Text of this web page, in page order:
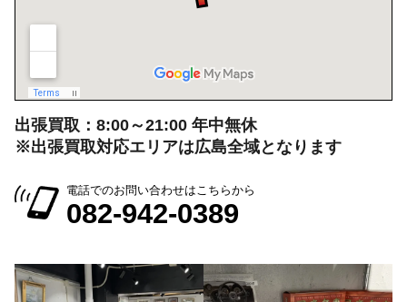
出張買取：8:00～21:00 年中無休
※出張買取対応エリアは広島全域となります
電話でのお問い合わせはこちらから
082-942-0389